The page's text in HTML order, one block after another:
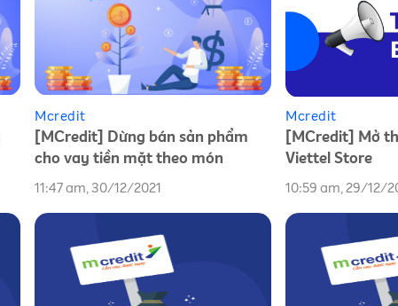
Mcredit
[MCredit] Dừng bán sản phẩm
cho vay tiền mặt theo món
11:47 am, 30/12/2021
Mcredit
[MCredit] Mở
Viettel Store
10:59 am, 29/12/